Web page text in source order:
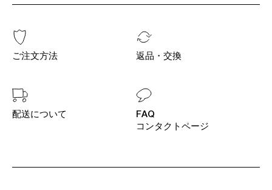
ご注文方法 返品・交換
配送について
FAQ
コンタクトページ